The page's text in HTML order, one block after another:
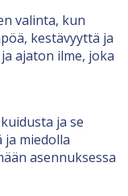
valinta, kun
kestävyyttä ja
ajaton ilme, joka
ja se
ja miedolla
asennuksessa